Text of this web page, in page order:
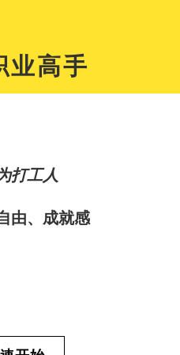
业高手
打工人
由、成就感